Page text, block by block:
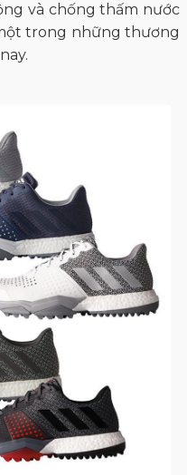
và chống thấm nước
trong những thương